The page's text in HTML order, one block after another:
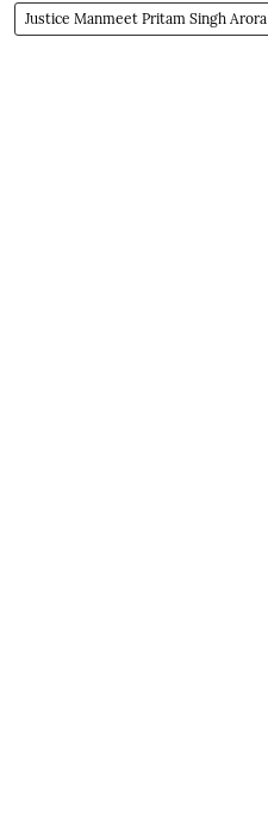
Justice Manmeet Pritam Singh Arora